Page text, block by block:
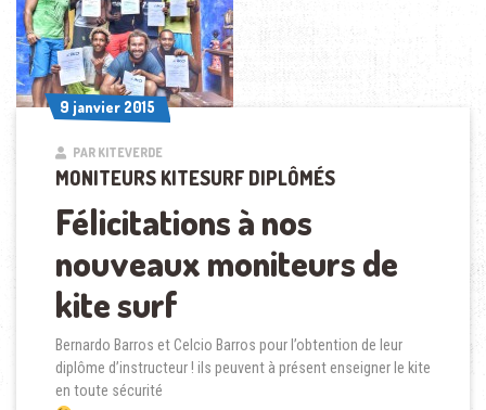
9 janvier 2015
9 janvier 2015
PAR KITEVERDE
MONITEURS KITESURF DIPLÔMÉS
Félicitations à nos
nouveaux moniteurs de
kite surf
Bernardo Barros et Celcio Barros pour l’obtention de leur
diplôme d’instructeur ! ils peuvent à présent enseigner le kite
en toute sécurité